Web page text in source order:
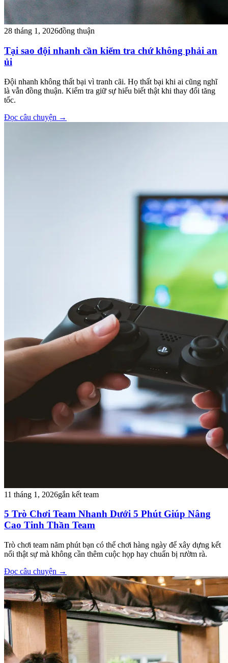
28 tháng 1, 2026đồng thuận
Tại sao đội nhanh cần kiểm tra chứ không phải an
ủi
Đội nhanh không thất bại vì tranh cãi. Họ thất bại khi ai cũng nghĩ
là vẫn đồng thuận. Kiểm tra giữ sự hiểu biết thật khi thay đổi tăng
tốc.
Đọc câu chuyện →
11 tháng 1, 2026gắn kết team
5 Trò Chơi Team Nhanh Dưới 5 Phút Giúp Nâng
Cao Tinh Thần Team
Trò chơi team năm phút bạn có thể chơi hàng ngày để xây dựng kết
nối thật sự mà không cần thêm cuộc họp hay chuẩn bị rườm rà.
Đọc câu chuyện →